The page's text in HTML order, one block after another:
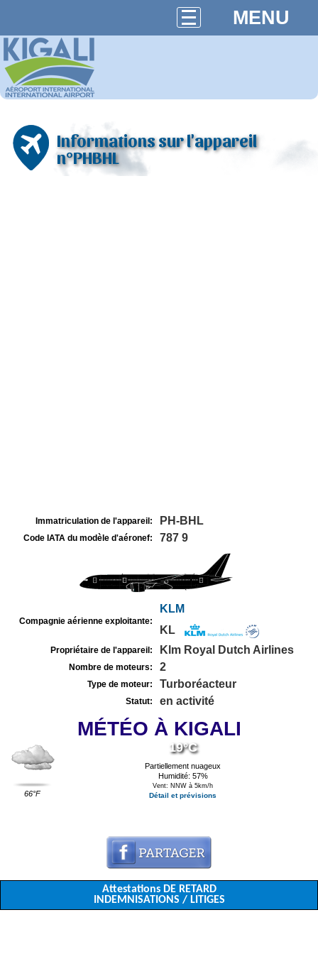
MENU
Informations sur l'appareil
n°PHBHL
Immatriculation de l'appareil: PH-BHL
Code IATA du modèle d'aéronef: 787 9
Compagnie aérienne exploitante:
KLM
KL
Propriétaire de l'appareil: Klm Royal Dutch Airlines
Nombre de moteurs: 2
Type de moteur: Turboréacteur
Statut: en activité
MÉTÉO À KIGALI
66°F
19°C
Partiellement nuageux
Humidité: 57%
Vent: NNW à 5km/h
Détail et prévisions
Attestations DE RETARD
INDEMNISATIONS / LITIGES